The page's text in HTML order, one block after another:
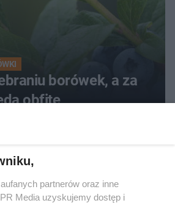
borówek, a za
obfite
partnerów oraz inne
Media uzyskujemy dostęp i